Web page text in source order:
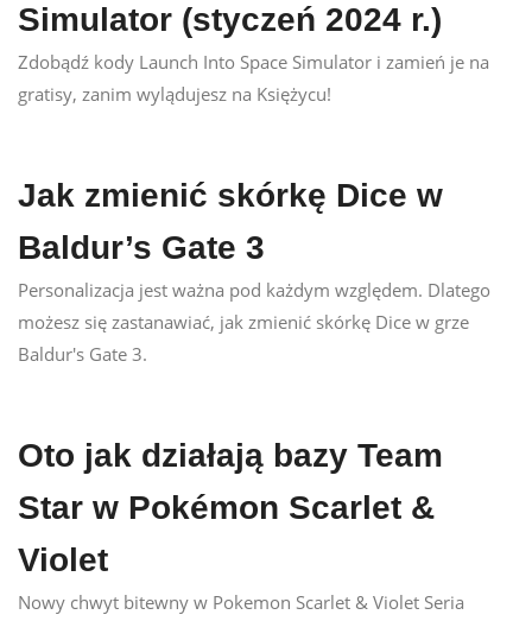
Simulator (styczeń 2024 r.)
Zdobądź kody Launch Into Space Simulator i zamień je na
gratisy, zanim wylądujesz na Księżycu!
Jak zmienić skórkę Dice w
Baldur’s Gate 3
Personalizacja jest ważna pod każdym względem. Dlatego
możesz się zastanawiać, jak zmienić skórkę Dice w grze
Baldur's Gate 3.
Oto jak działają bazy Team
Star w Pokémon Scarlet &
Violet
Nowy chwyt bitewny w Pokemon Scarlet & Violet Seria